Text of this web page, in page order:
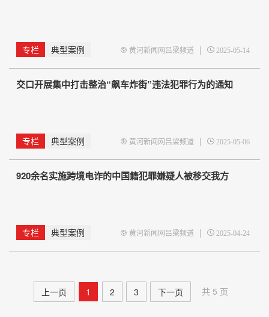
专栏 典型案例 黄河新闻网吕梁频道 | 2025-05-14
交口开展集中打击整治“飙车炸街”违法犯罪行为的通知
专栏 典型案例 黄河新闻网吕梁频道 | 2025-05-06
920余名实施跨境电诈的中国籍犯罪嫌疑人被移交我方
专栏 典型案例 黄河新闻网吕梁频道 | 2025-04-24
上一页 1 2 3 下一页 共 5 页